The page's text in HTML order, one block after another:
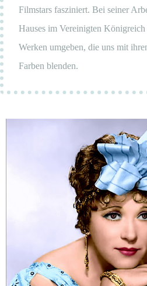
Filmstars fasziniert. Bei seiner
Hauses im Vereinigten
Werken umgeben, die uns mit
Farben blenden.